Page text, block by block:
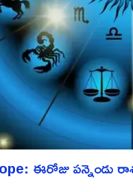
ఈరోజు పన్నెండు